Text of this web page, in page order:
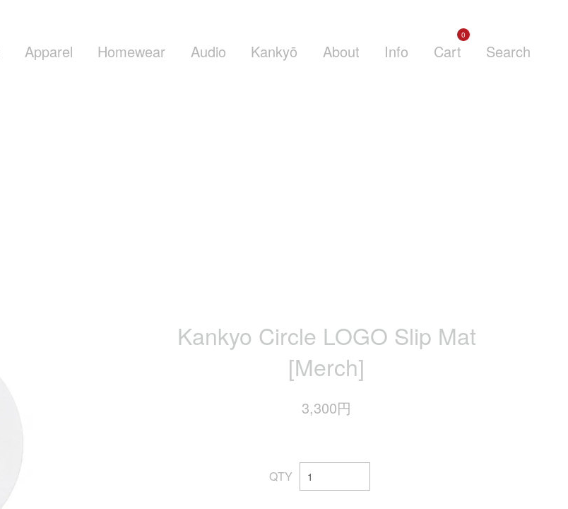
Apparel Homewear Audio Kankyō About Info Cart
0
Search
Kankyo Circle LOGO Slip Mat
[Merch]
3,300円
QTY